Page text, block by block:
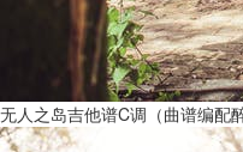
无人之岛吉他谱C调（曲谱编配